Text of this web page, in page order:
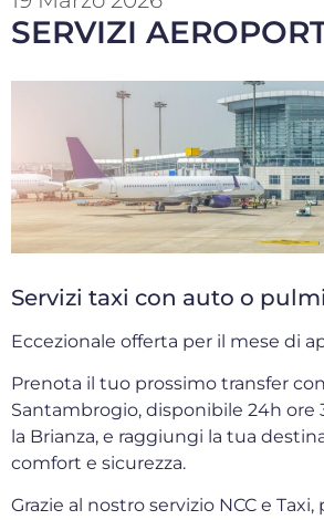
SERVIZI
Servizi taxi con auto o
Eccezionale offerta per il mese di
Prenota il tuo prossimo transfer
Santambrogio, disponibile 24h ore
la Brianza, e raggiungi la tua
comfort e sicurezza.
Grazie al nostro servizio NCC e